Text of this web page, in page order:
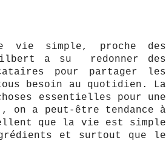
vie simple, proche des
a su redonner des
pour partager les
besoin au quotidien. La
essentielles pour une
, on a peut-être tendance à
que la vie est simple
et surtout que le